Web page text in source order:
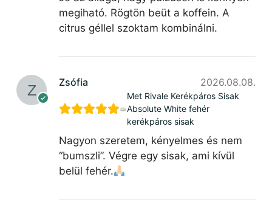
megiható. Rögtön beüt a koffein. A
citrus géllel szoktam kombinálni.
Zsófia 2026.08.08.
Met Rivale Kerékpáros Sisak
Absolute White fehér
kerékpáros sisak
Nagyon szeretem, kényelmes és nem
“bumszli”. Végre egy sisak, ami kívül
belül fehér.